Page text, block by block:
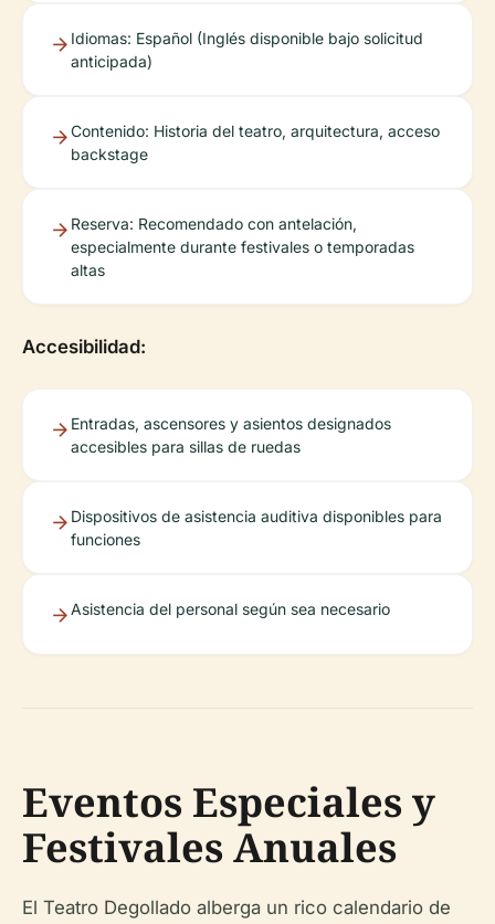
Idiomas: Español (Inglés disponible bajo solicitud
anticipada)
Contenido: Historia del teatro, arquitectura, acceso
backstage
Reserva: Recomendado con antelación,
especialmente durante festivales o temporadas
altas
Accesibilidad:
Entradas, ascensores y asientos designados
accesibles para sillas de ruedas
Dispositivos de asistencia auditiva disponibles para
funciones
Asistencia del personal según sea necesario
Eventos Especiales y
Festivales Anuales
El Teatro Degollado alberga un rico calendario de